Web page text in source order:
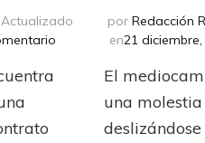
Actualizado
evaluará
permanencia
por Redacción
en21
El
una